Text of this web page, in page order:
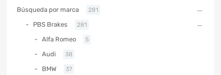
Búsqueda por marca 281
PBS Brakes 281
Alfa Romeo 5
Audi 38
BMW 37